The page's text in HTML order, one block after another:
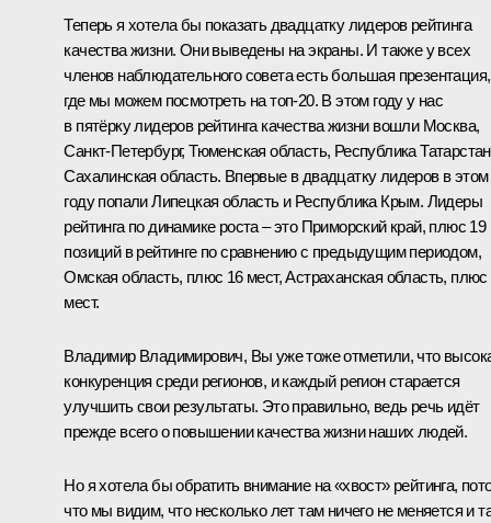
Теперь я хотела бы показать двадцатку лидеров рейтинга
качества жизни. Они выведены на экраны. И также у всех
членов наблюдательного совета есть большая презентация,
где мы можем посмотреть на топ-20. В этом году у нас
в пятёрку лидеров рейтинга качества жизни вошли Москва,
Санкт-Петербург, Тюменская область, Республика
Сахалинская область. Впервые в двадцатку лидеров в этом
году попали Липецкая область и Республика Крым. Лидеры
рейтинга по динамике роста – это Приморский край, плюс 19
позиций в рейтинге по сравнению с предыдущим периодом,
Омская область, плюс 16 мест, Астраханская область, плюс
мест.
Владимир Владимирович, Вы уже тоже отметили, что
конкуренция среди регионов, и каждый регион старается
улучшить свои результаты. Это правильно, ведь речь идёт
прежде всего о повышении качества жизни наших людей.
Но я хотела бы обратить внимание на «хвост» рейтинга,
что мы видим, что несколько лет там ничего не меняется и